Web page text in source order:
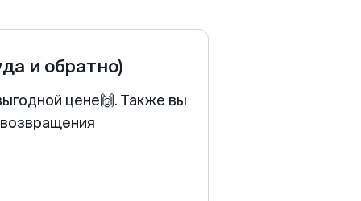
и обратно)
цене🙌. Также вы